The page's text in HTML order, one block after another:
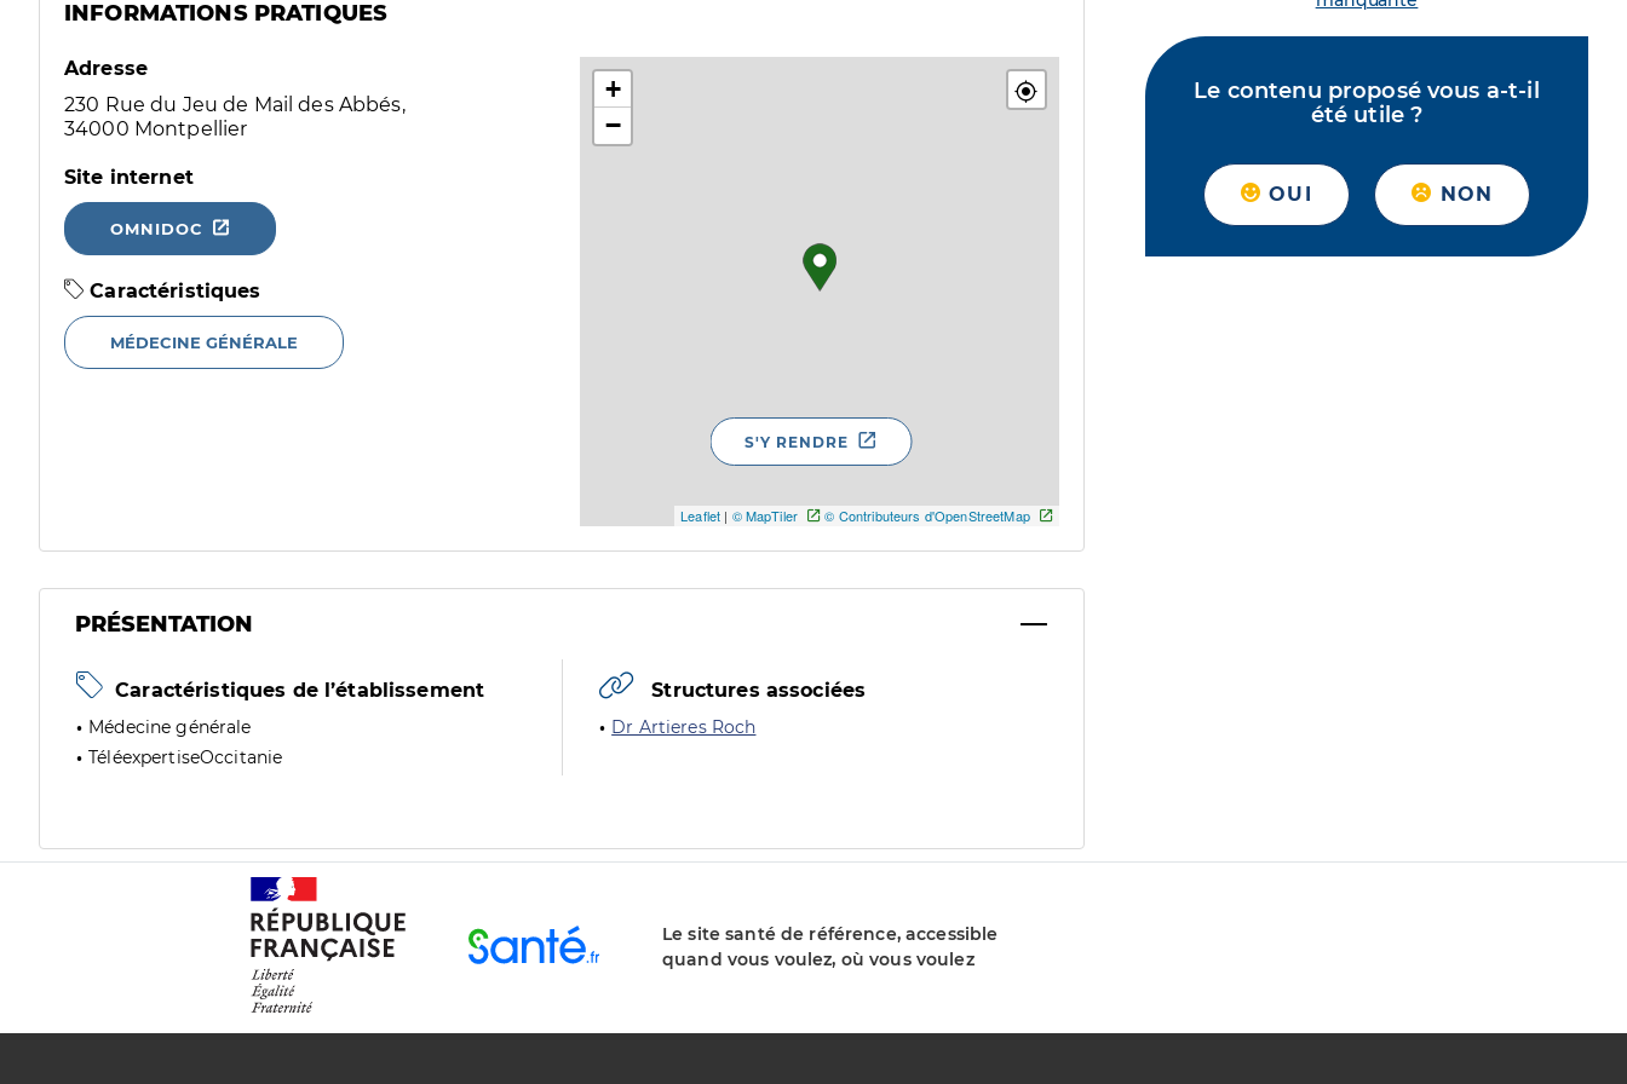
INFORMATIONS PRATIQUES
Adresse
230 Rue du Jeu de Mail des Abbés,
34000 Montpellier
Site internet
OMNIDOC
Caractéristiques
MÉDECINE GÉNÉRALE
+
−
Leaflet | © MapTiler © Contributeurs d'OpenStreetMap
S'Y RENDRE
PRÉSENTATION
Caractéristiques de l’établissement
Médecine générale
TéléexpertiseOccitanie
Structures associées
Dr Artieres Roch
Le contenu proposé vous a-t-il
été utile ?
OUI NON
Le site santé de référence, accessible
quand vous voulez, où vous voulez